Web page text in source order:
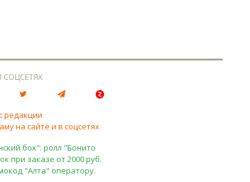
СОЦСЕТЯХ
редакции
на сайте и в соцсетях
бох": ролл "Бонито
при заказе от 2000 руб.
"Алта" оператору.